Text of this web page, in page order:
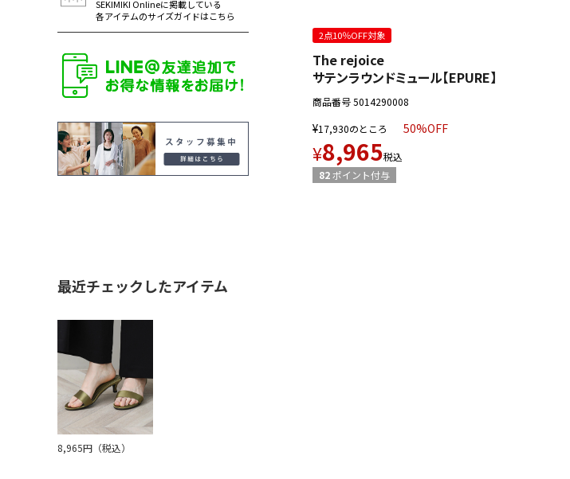
SEKIMIKI Onlineに掲載している
各アイテムのサイズガイドはこちら
2点10％OFF対象
The rejoice
サテンラウンドミュール【EPURE】
商品番号5014290008
¥17,930のところ 50%OFF
¥8,965税込
82ポイント付与
最近チェックしたアイテム
8,965円（税込）